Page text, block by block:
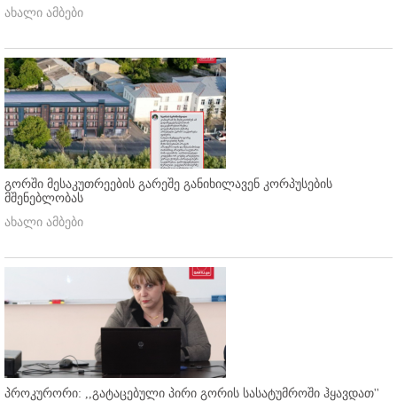
ახალი ამბები
გორში მესაკუთრეების გარეშე განიხილავენ კორპუსების
მშენებლობას
ახალი ამბები
პროკურორი: ,,გატაცებული პირი გორის სასატუმროში ჰყავდათ''